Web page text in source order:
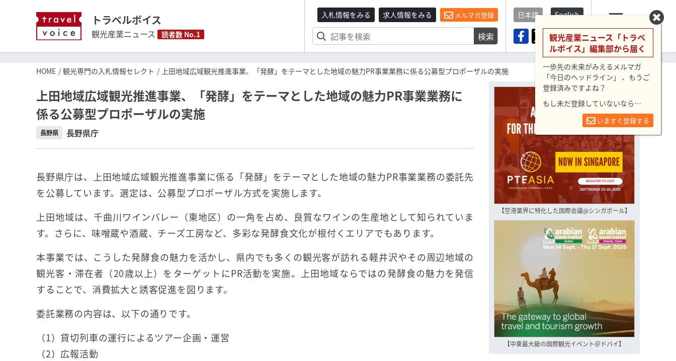
トラベルボイス
観光産業ニュース 読者数 No.1
入札情報をみる 求人情報をみる メルマガ登録
検索
日本語 English
メニュー
HOME 観光専門の入札情報セレクト 上田地域広域観光推進事業、「発酵」をテーマとした地域の魅力PR事業業務に係る公募型プロポーザルの実施
上田地域広域観光推進事業、「発酵」をテーマとした地域の魅力PR事業業務に
係る公募型プロポーザルの実施
長野県 長野県庁
長野県庁は、上田地域広域観光推進事業に係る「発酵」をテーマとした地域の魅力PR事業業務の委託先
を公募しています。選定は、公募型プロポーザル方式を実施します。
上田地域は、千曲川ワインバレー（東地区）の一角を占め、良質なワインの生産地として知られていま
す。さらに、味噌蔵や酒蔵、チーズ工房など、多彩な発酵食文化が根付くエリアでもあります。
本事業では、こうした発酵食の魅力を活かし、県内でも多くの観光客が訪れる軽井沢やその周辺地域の
観光客・滞在者（20歳以上）をターゲットにPR活動を実施。上田地域ならではの発酵食の魅力を発信
することで、消費拡大と誘客促進を図ります。
委託業務の内容は、以下の通りです。
（1）貸切列車の運行によるツアー企画・運営
（2）広報活動
【空港業界に特化した国際会議@シンガポール】
【中東最大級の国際観光イベント＠ドバイ】
観光産業ニュース「トラベ
ルボイス」編集部から届く
一歩先の未来がみえるメルマガ
「今日のヘッドライン」 、もうご
登録済みですよね？
もし未だ登録していないなら…
いますぐ登録する